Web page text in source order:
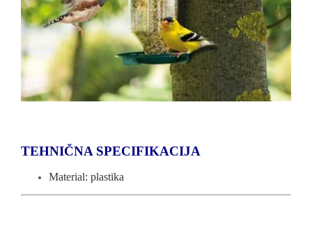
TEHNIČNA SPECIFIKACIJA
Material: plastika